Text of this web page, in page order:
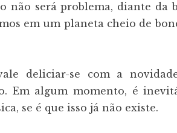
não será problema, diante da
em um planeta cheio de
deliciar-se com a
Em algum momento, é
se é que isso já não existe.